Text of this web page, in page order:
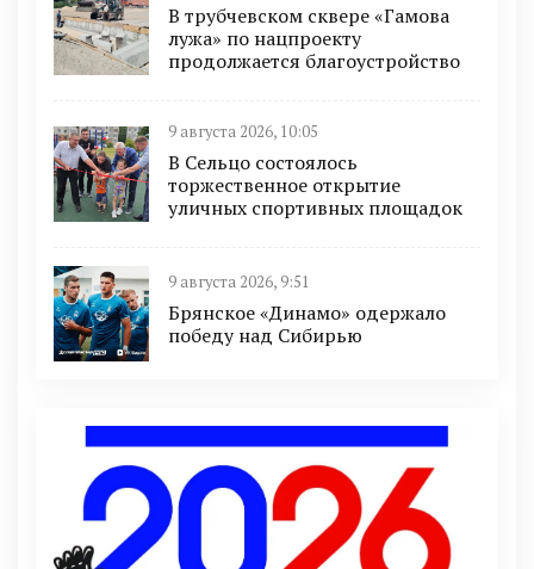
В трубчевском сквере «Гамова
лужа» по нацпроекту
продолжается благоустройство
9 августа 2026, 10:05
В Сельцо состоялось
торжественное открытие
уличных спортивных площадок
9 августа 2026, 9:51
Брянское «Динамо» одержало
победу над Сибирью